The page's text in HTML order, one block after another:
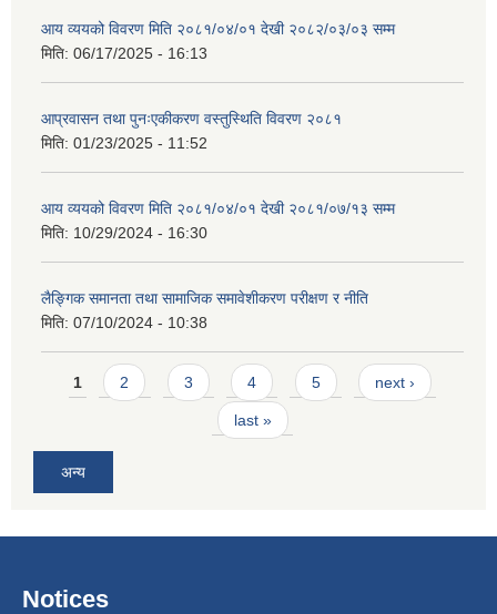
आय व्ययको विवरण मिति २०८१/०४/०१ देखी २०८२/०३/०३ सम्म
मिति: 06/17/2025 - 16:13
आप्रवासन तथा पुनःएकीकरण वस्तुस्थिति विवरण २०८१
मिति: 01/23/2025 - 11:52
आय व्ययको विवरण मिति २०८१/०४/०१ देखी २०८१/०७/१३ सम्म
मिति: 10/29/2024 - 16:30
लैङ्गिक समानता तथा सामाजिक समावेशीकरण परीक्षण र नीति
मिति: 07/10/2024 - 10:38
Pages
1 2 3 4 5 next ›
last »
अन्य
Notices